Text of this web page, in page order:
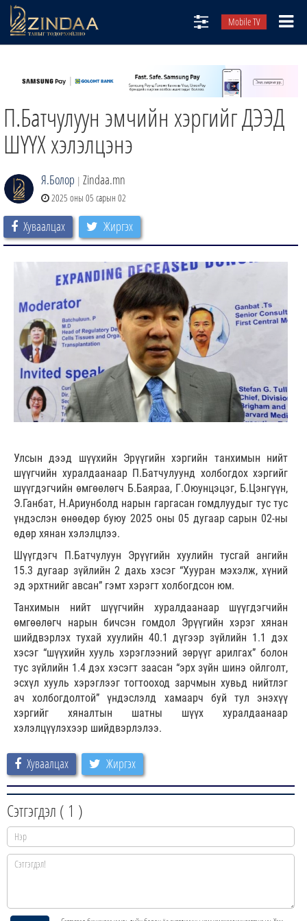
Mobile TV
ТВ8
ӨГЛӨӨНИЙ СОНИН
АУДИО ЗОХИОЛ
П.Батчулуун эмчийн хэргийг ДЭЭД
ШҮҮХ хэлэлцэнэ
Я.Болор | Zindaa.mn
2025 оны 05 сарын 02
Хуваалцах Жиргэх
Улсын дээд шүүхийн Эрүүгийн хэргийн танхимын нийт
шүүгчийн хуралдаанаар П.Батчулуунд холбогдох хэргийг
шүүгдэгчийн өмгөөлөгч Б.Баяраа, Г.Оюунцэцэг, Б.Цэнгүүн,
Э.Ганбат, Н.Ариунболд нарын гаргасан гомдлуудыг тус тус
үндэслэн өнөөдөр буюу 2025 оны 05 дугаар сарын 02-ны
өдөр хянан хэлэлцлээ.
Шүүгдэгч П.Батчулуун Эрүүгийн хуулийн тусгай ангийн
15.3 дугаар зүйлийн 2 дахь хэсэг “Хууран мэхэлж, хүний
эд эрхтнийг авсан” гэмт хэрэгт холбогдсон юм.
Танхимын нийт шүүгчийн хуралдаанаар шүүгдэгчийн
өмгөөлөгч нарын бичсэн гомдол Эрүүгийн хэрэг хянан
шийдвэрлэх тухай хуулийн 40.1 дүгээр зүйлийн 1.1 дэх
хэсэг “шүүхийн хууль хэрэглээний зөрүүг арилгах” болон
тус зүйлийн 1.4 дэх хэсэгт заасан “эрх зүйн шинэ ойлголт,
эсхүл хууль хэрэглээг тогтооход зарчмын хувьд нийтлэг
ач холбогдолтой” үндэслэлд хамаарч буй тул энэхүү
хэргийг хяналтын шатны шүүх хуралдаанаар
хэлэлцүүлэхээр шийдвэрлэлээ.
Хуваалцах Жиргэх
Сэтгэгдэл ( 1 )